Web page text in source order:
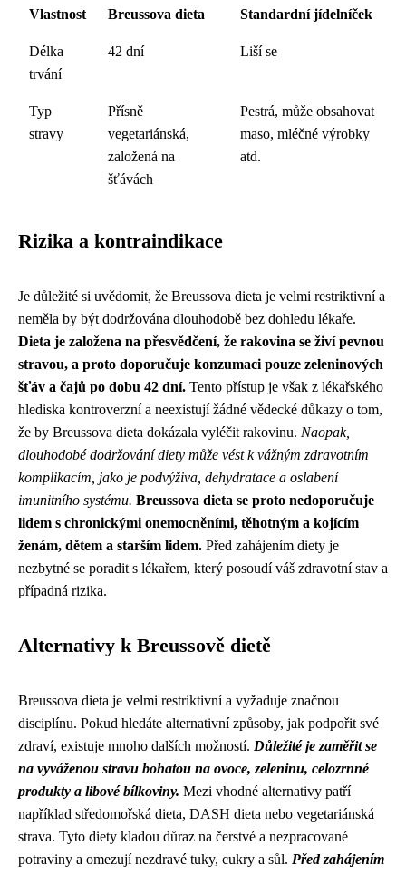
Vlastnost Breussova dieta Standardní jídelníček
Délka
trvání
42 dní Liší se
Typ
stravy
Přísně
vegetariánská,
založená na
šťávách
Pestrá, může obsahovat
maso, mléčné výrobky
atd.
Rizika a kontraindikace
Je důležité si uvědomit, že Breussova dieta je velmi restriktivní a
neměla by být dodržována dlouhodobě bez dohledu lékaře.
Dieta je založena na přesvědčení, že rakovina se živí pevnou
stravou, a proto doporučuje konzumaci pouze zeleninových
šťáv a čajů po dobu 42 dní. Tento přístup je však z lékařského
hlediska kontroverzní a neexistují žádné vědecké důkazy o tom,
že by Breussova dieta dokázala vyléčit rakovinu. Naopak,
dlouhodobé dodržování diety může vést k vážným zdravotním
komplikacím, jako je podvýživa, dehydratace a oslabení
imunitního systému. Breussova dieta se proto nedoporučuje
lidem s chronickými onemocněními, těhotným a kojícím
ženám, dětem a starším lidem. Před zahájením diety je
nezbytné se poradit s lékařem, který posoudí váš zdravotní stav a
případná rizika.
Alternativy k Breussově dietě
Breussova dieta je velmi restriktivní a vyžaduje značnou
disciplínu. Pokud hledáte alternativní způsoby, jak podpořit své
zdraví, existuje mnoho dalších možností. Důležité je zaměřit se
na vyváženou stravu bohatou na ovoce, zeleninu, celozrnné
produkty a libové bílkoviny. Mezi vhodné alternativy patří
například středomořská dieta, DASH dieta nebo vegetariánská
strava. Tyto diety kladou důraz na čerstvé a nezpracované
potraviny a omezují nezdravé tuky, cukry a sůl. Před zahájením